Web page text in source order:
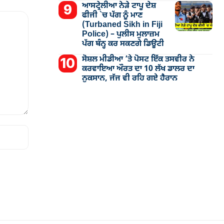
ਆਸਟ੍ਰੇਲੀਆ ਨੇੜੇ ਟਾਪੂ ਦੇਸ਼
ਫੀਜੀ `ਚ ਪੱਗ ਨੂੰ ਮਾਣ
(Turbaned Sikh in Fiji
Police) – ਪੁਲੀਸ ਮੁਲਾਜ਼ਮ
ਪੱਗ ਬੰਨ੍ਹ ਕਰ ਸਕਣਗੇ ਡਿਊਟੀ
ਸੋਸ਼ਲ ਮੀਡੀਆ ’ਤੇ ਪੋਸਟ ਇੱਕ ਤਸਵੀਰ ਨੇ
ਕਰਵਾਇਆ ਔਰਤ ਦਾ 10 ਲੱਖ ਡਾਲਰ ਦਾ
ਨੁਕਸਾਨ, ਜੱਜ ਵੀ ਰਹਿ ਗਏ ਹੈਰਾਨ